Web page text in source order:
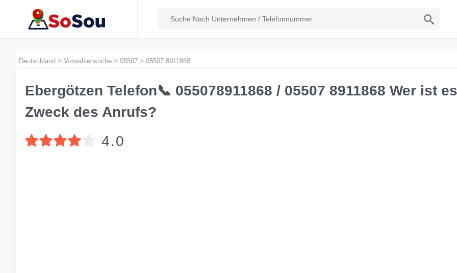
Deutschland > Vorwahlensuche > 05507 > 05507 8911868
Ebergötzen Telefon📞 055078911868 / 05507 8911868 Wer ist
Zweck des Anrufs?
4.0